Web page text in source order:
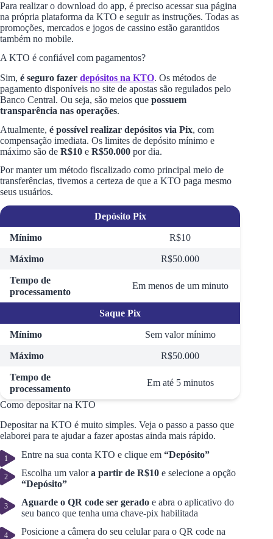
Para realizar o download do app, é preciso acessar sua página
na própria plataforma da KTO e seguir as instruções. Todas as
promoções, mercados e jogos de cassino estão garantidos
também no mobile.
A KTO é confiável com pagamentos?
Sim, é seguro fazer depósitos na KTO. Os métodos de
pagamento disponíveis no site de apostas são regulados pelo
Banco Central. Ou seja, são meios que possuem
transparência nas operações.
Atualmente, é possível realizar depósitos via Pix, com
compensação imediata. Os limites de depósito mínimo e
máximo são de R$10 e R$50.000 por dia.
Por manter um método fiscalizado como principal meio de
transferências, tivemos a certeza de que a KTO paga mesmo
seus usuários.
Depósito Pix
Mínimo R$10
Máximo R$50.000
Tempo de
processamento
Em menos de um minuto
Saque Pix
Mínimo Sem valor mínimo
Máximo R$50.000
Tempo de
processamento
Em até 5 minutos
Como depositar na KTO
Depositar na KTO é muito simples. Veja o passo a passo que
elaborei para te ajudar a fazer apostas ainda mais rápido.
Entre na sua conta KTO e clique em “Depósito”
Escolha um valora partir de R$10 e selecione a opção
“Depósito”
Aguarde o QR code ser gerado e abra o aplicativo do
seu banco que tenha uma chave-pix habilitada
Posicione a câmera do seu celular para o QR code na